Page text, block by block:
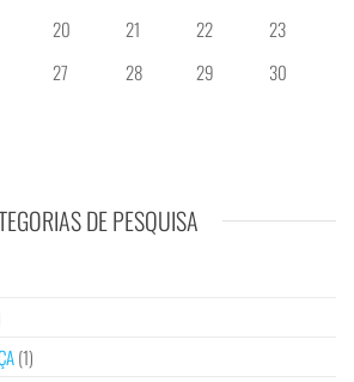
20 21 22
23
27 28 29
30
DE PESQUISA
(1)